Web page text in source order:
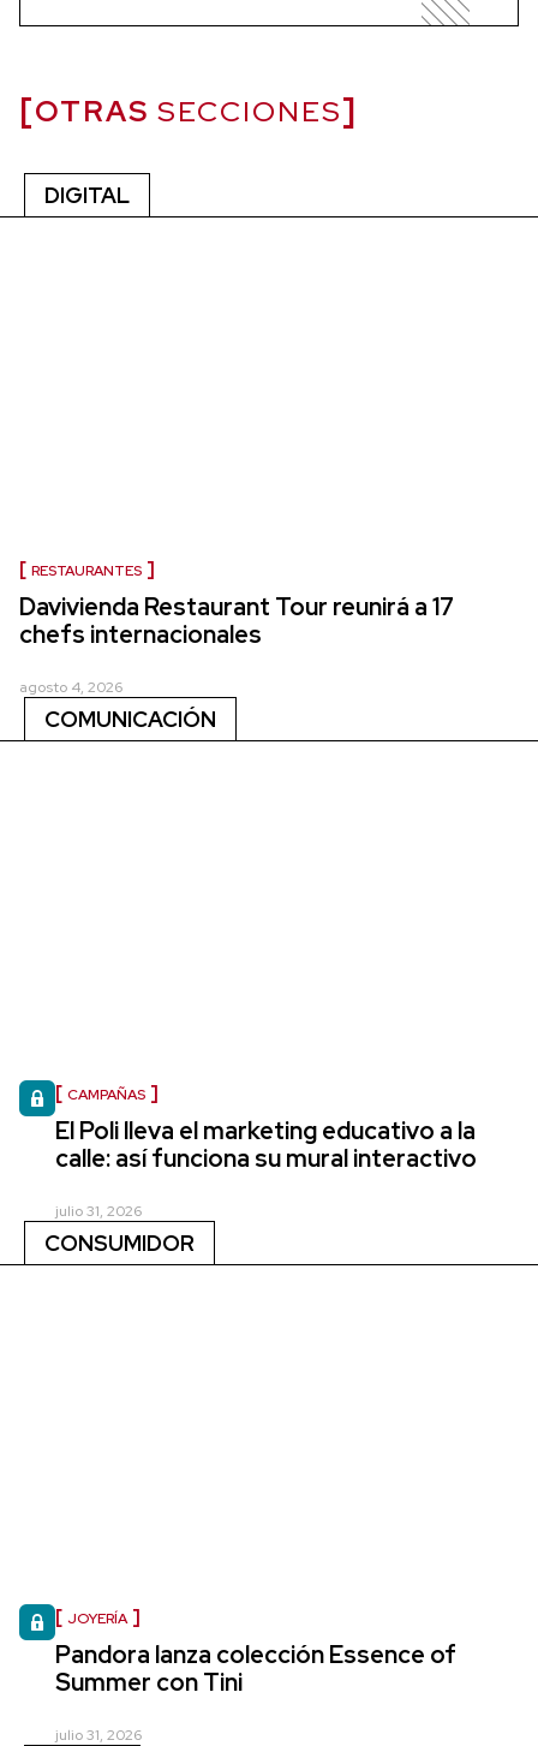
OTRAS SECCIONES
DIGITAL
RESTAURANTES
Davivienda Restaurant Tour reunirá a 17
chefs internacionales
agosto 4, 2026
COMUNICACIÓN
CAMPAÑAS
El Poli lleva el marketing educativo a la
calle: así funciona su mural interactivo
julio 31, 2026
CONSUMIDOR
JOYERÍA
Pandora lanza colección Essence of
Summer con Tini
julio 31, 2026